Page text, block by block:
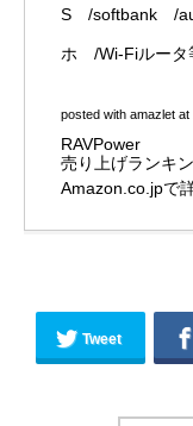
S /softbank /
ホ /Wi-Fiルータ
posted with amazlet at
RAVPower
売り上げランキ
Amazon.co.jpで
Tweet